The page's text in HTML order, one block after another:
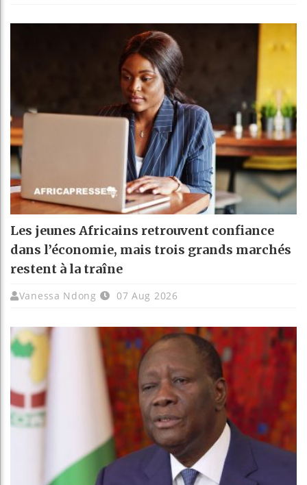
Les jeunes Africains retrouvent confiance
dans l’économie, mais trois grands marchés
restent à la traîne
Vanessa Ndong 07 Aug 2026